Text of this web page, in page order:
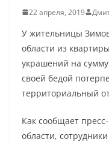
22 апреля, 2019
У жительницы
области из
украшений на
своей бедой
территориальный
Как сообщает
области,